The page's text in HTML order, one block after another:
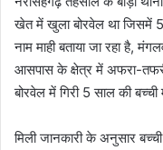
खेत में खुला बोरवेल था जिसमें
नाम माही बताया जा रहा है,
आसपास के क्षेत्र में अफरा-
बोरवेल में गिरी 5 साल की
मिली जानकारी के अनुसार